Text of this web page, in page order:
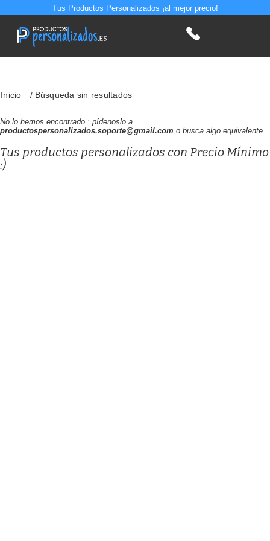
Tus Productos Personalizados ¡al mejor precio!
Inicio Búsqueda sin resultados
No lo hemos encontrado : pídenoslo a
productospersonalizados.soporte@gmail.com o busca algo equivalente
Tus productos personalizados con Precio Mínimo
:)